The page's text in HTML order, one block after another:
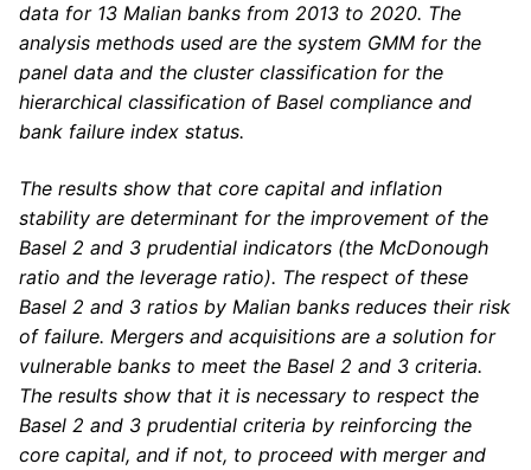
data for 13 Malian banks from 2013 to 2020. The
analysis methods used are the system GMM for the
panel data and the cluster classification for the
hierarchical classification of Basel compliance and
bank failure index status.
The results show that core capital and inflation
stability are determinant for the improvement of the
Basel 2 and 3 prudential indicators (the McDonough
ratio and the leverage ratio). The respect of these
Basel 2 and 3 ratios by Malian banks reduces their risk
of failure. Mergers and acquisitions are a solution for
vulnerable banks to meet the Basel 2 and 3 criteria.
The results show that it is necessary to respect the
Basel 2 and 3 prudential criteria by reinforcing the
core capital, and if not, to proceed with merger and